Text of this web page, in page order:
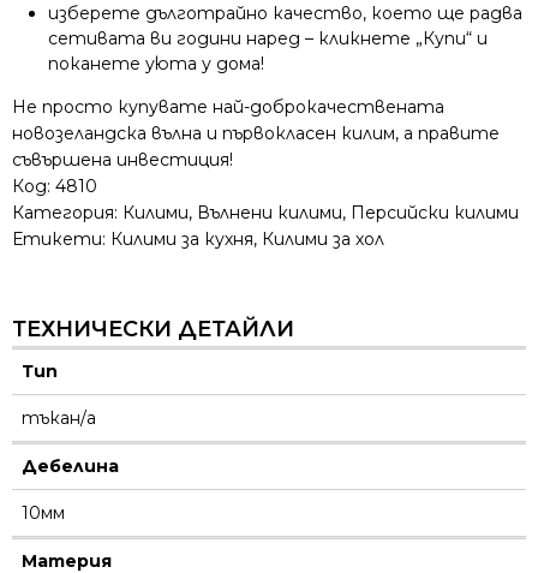
изберете дълготрайно качество, което ще радва
сетивата ви години наред – кликнете „Купи“ и
поканете уюта у дома!
Не просто купувате най-доброкачествената
новозеландска вълна и първокласен килим, а правите
съвършена инвестиция!
Код: 4810
Категория: Килими, Вълнени килими, Персийски килими
Етикети: Килими за кухня, Килими за хол
ТЕХНИЧЕСКИ ДЕТАЙЛИ
Тип
тъкан/а
Дебелина
10мм
Материя